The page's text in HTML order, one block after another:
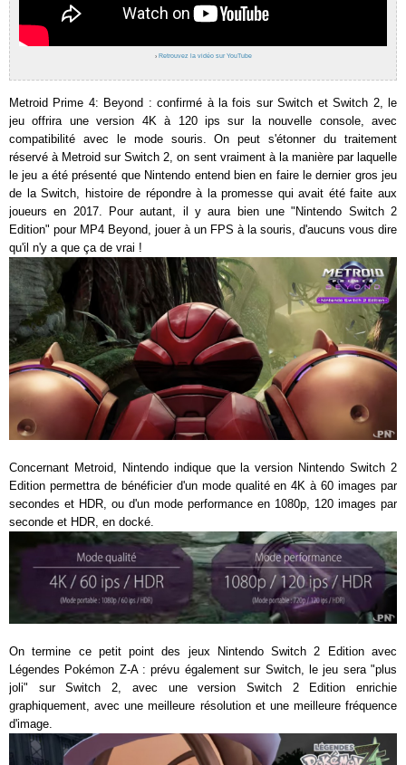
› Retrouvez la vidéo sur YouTube
Metroid Prime 4: Beyond : confirmé à la fois sur Switch et Switch 2, le
jeu offrira une version 4K à 120 ips sur la nouvelle console, avec
compatibilité avec le mode souris. On peut s'étonner du traitement
réservé à Metroid sur Switch 2, on sent vraiment à la manière par laquelle
le jeu a été présenté que Nintendo entend bien en faire le dernier gros jeu
de la Switch, histoire de répondre à la promesse qui avait été faite aux
joueurs en 2017. Pour autant, il y aura bien une "Nintendo Switch 2
Edition" pour MP4 Beyond, jouer à un FPS à la souris, d'aucuns vous dire
qu'il n'y a que ça de vrai !
Concernant Metroid, Nintendo indique que la version Nintendo Switch 2
Edition permettra de bénéficier d'un mode qualité en 4K à 60 images par
secondes et HDR, ou d'un mode performance en 1080p, 120 images par
seconde et HDR, en docké.
On termine ce petit point des jeux Nintendo Switch 2 Edition avec
Légendes Pokémon Z-A : prévu également sur Switch, le jeu sera "plus
joli" sur Switch 2, avec une version Switch 2 Edition enrichie
graphiquement, avec une meilleure résolution et une meilleure fréquence
d'image.